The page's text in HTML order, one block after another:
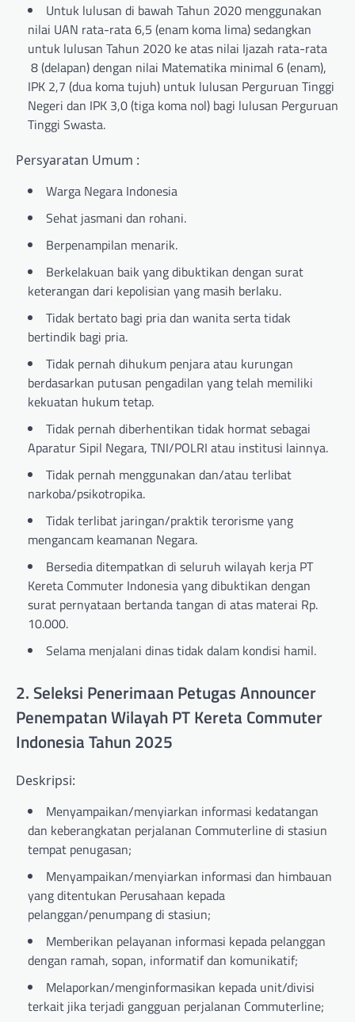
Untuk lulusan di bawah Tahun 2020 menggunakan
nilai UAN rata-rata 6,5 (enam koma lima) sedangkan
untuk lulusan Tahun 2020 ke atas nilai Ijazah rata-rata
8 (delapan) dengan nilai Matematika minimal 6 (enam),
IPK 2,7 (dua koma tujuh) untuk lulusan Perguruan Tinggi
Negeri dan IPK 3,0 (tiga koma nol) bagi lulusan Perguruan
Tinggi Swasta.
Persyaratan Umum :
Warga Negara Indonesia
Sehat jasmani dan rohani.
Berpenampilan menarik.
Berkelakuan baik yang dibuktikan dengan surat
keterangan dari kepolisian yang masih berlaku.
Tidak bertato bagi pria dan wanita serta tidak
bertindik bagi pria.
Tidak pernah dihukum penjara atau kurungan
berdasarkan putusan pengadilan yang telah memiliki
kekuatan hukum tetap.
Tidak pernah diberhentikan tidak hormat sebagai
Aparatur Sipil Negara, TNI/POLRI atau institusi lainnya.
Tidak pernah menggunakan dan/atau terlibat
narkoba/psikotropika.
Tidak terlibat jaringan/praktik terorisme yang
mengancam keamanan Negara.
Bersedia ditempatkan di seluruh wilayah kerja PT
Kereta Commuter Indonesia yang dibuktikan dengan
surat pernyataan bertanda tangan di atas materai Rp.
10.000.
Selama menjalani dinas tidak dalam kondisi hamil.
2. Seleksi Penerimaan Petugas Announcer
Penempatan Wilayah PT Kereta Commuter
Indonesia Tahun 2025
Deskripsi:
Menyampaikan/menyiarkan informasi kedatangan
dan keberangkatan perjalanan Commuterline di stasiun
tempat penugasan;
Menyampaikan/menyiarkan informasi dan himbauan
yang ditentukan Perusahaan kepada
pelanggan/penumpang di stasiun;
Memberikan pelayanan informasi kepada pelanggan
dengan ramah, sopan, informatif dan komunikatif;
Melaporkan/menginformasikan kepada unit/divisi
terkait jika terjadi gangguan perjalanan Commuterline;